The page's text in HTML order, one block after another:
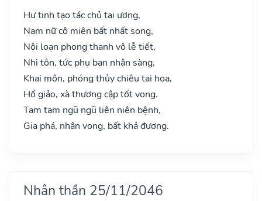
Hư tinh tạo tác chủ tai ương,
Nam nữ cô miên bất nhất song,
Nội loạn phong thanh vô lễ tiết,
Nhi tôn, tức phụ bạn nhân sàng,
Khai môn, phóng thủy chiêu tai họa,
Hổ giảo, xà thương cập tốt vong.
Tam tam ngũ ngũ liên niên bệnh,
Gia phá, nhân vong, bất khả đương.
Nhân thần 25/11/2046